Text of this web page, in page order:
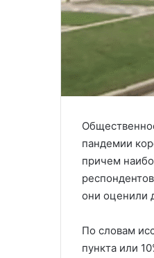
пандемии
причем
они оценили
По словам
пункта или